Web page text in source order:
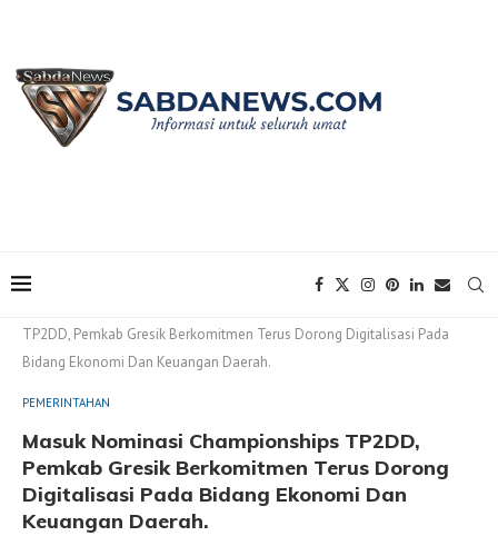
TP2DD, Pemkab Gresik Berkomitmen Terus Dorong Digitalisasi Pada
Bidang Ekonomi Dan Keuangan Daerah.
PEMERINTAHAN
Masuk Nominasi Championships TP2DD,
Pemkab Gresik Berkomitmen Terus Dorong
Digitalisasi Pada Bidang Ekonomi Dan
Keuangan Daerah.